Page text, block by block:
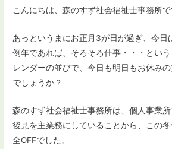
こんにちは、森のすず社会福祉士事務所で
あっというまにお正月3が日が過ぎ、今日
例年であれば、そろそろ仕事・・・とい
レンダーの並びで、今日も明日もお休み
でしょうか？
森のすず社会福祉士事務所は、個人事業
後見を主業務にしていることから、この
全OFFでした。